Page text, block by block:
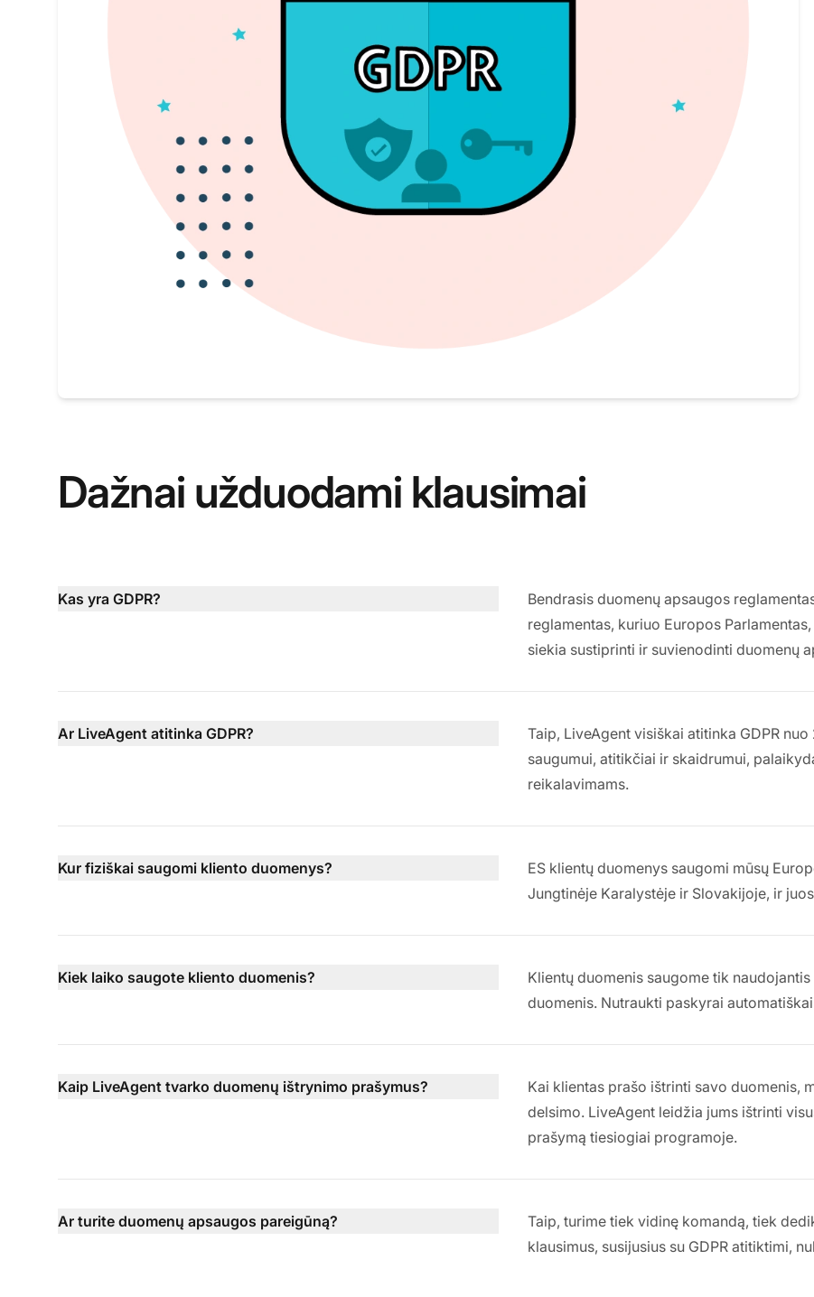
Dažnai užduodami klausimai
Kas yra GDPR?
Bendrasis duomenų apsaugos
reglamentas, kuriuo Europos
siekia sustiprinti ir suvienodinti duomenų
Ar LiveAgent atitinka GDPR?
Taip, LiveAgent visiškai atitinka GDPR
saugumui, atitikčiai ir skaidrumui,
reikalavimams.
Kur fiziškai saugomi kliento duomenys?
ES klientų duomenys saugomi mūsų
Jungtinėje Karalystėje ir Slovakijoje, ir
Kiek laiko saugote kliento duomenis?
Klientų duomenis saugome tik
duomenis. Nutraukti paskyrai
Kaip LiveAgent tvarko duomenų ištrynimo prašymus?
Kai klientas prašo ištrinti savo duomenis,
delsimo. LiveAgent leidžia jums ištrinti
prašymą tiesiogiai programoje.
Ar turite duomenų apsaugos pareigūną?
Taip, turime tiek vidinę komandą, tiek
klausimus, susijusius su GDPR atitiktimi,